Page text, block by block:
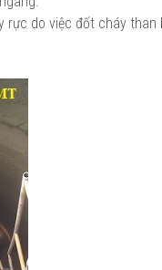
rực do việc đốt cháy than